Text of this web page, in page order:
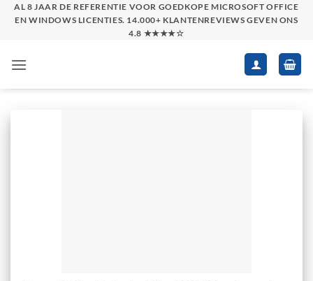
SkipAL 8 JAAR DE REFERENTIE VOOR GOEDKOPE MICROSOFT OFFICE
EN WINDOWS LICENTIES. 14.000+ KLANTENREVIEWS GEVEN ONS
4.8 ★★★★☆